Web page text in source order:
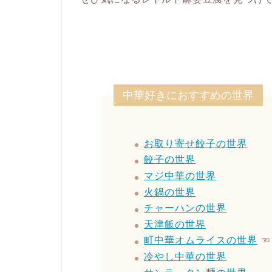
中華好きにおすすめの世界
お取り寄せ餃子の世界
餃子の世界
マジ中華の世界
火鍋の世界
チャーハンの世界
天津飯の世界
町中華オムライスの世界 ☜
冷やし中華の世界